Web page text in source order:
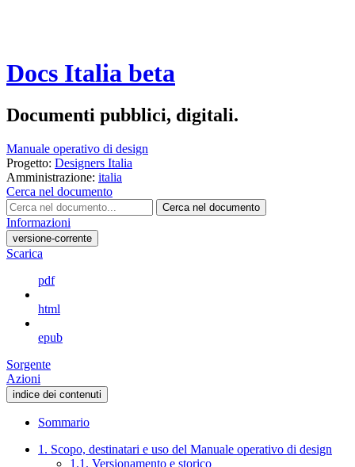
Docs Italia beta
Documenti pubblici, digitali.
Manuale operativo di design
Progetto: Designers Italia
Amministrazione: italia
Cerca nel documento
Cerca nel documento
Informazioni
versione-corrente
Scarica
pdf
html
epub
Sorgente
Azioni
indice dei contenuti
Sommario
1. Scopo, destinatari e uso del Manuale operativo di design
1.1. Versionamento e storico